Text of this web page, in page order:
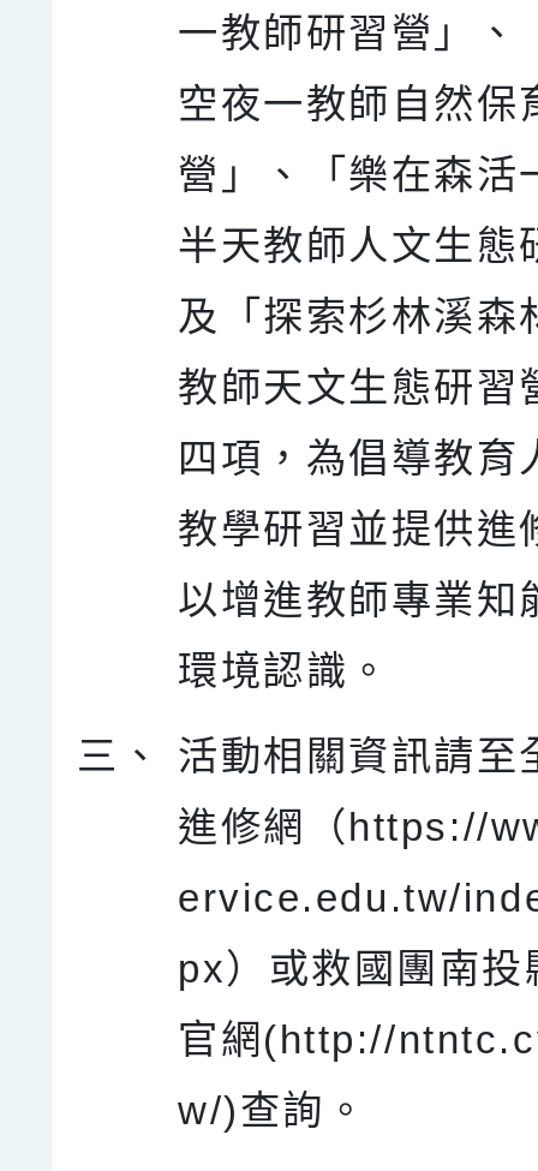
一教師研習營」、
空夜一教師自然保
營」、「樂在森活
半天教師人文生態
及「探索杉林溪森
教師天文生態研習
四項，為倡導教育
教學研習並提供進
以增進教師專業知
環境認識。
三、
活動相關資訊請至
進修網（https://
ervice.edu.tw/
px）或救國團南投
官網(http://
w/)查詢。